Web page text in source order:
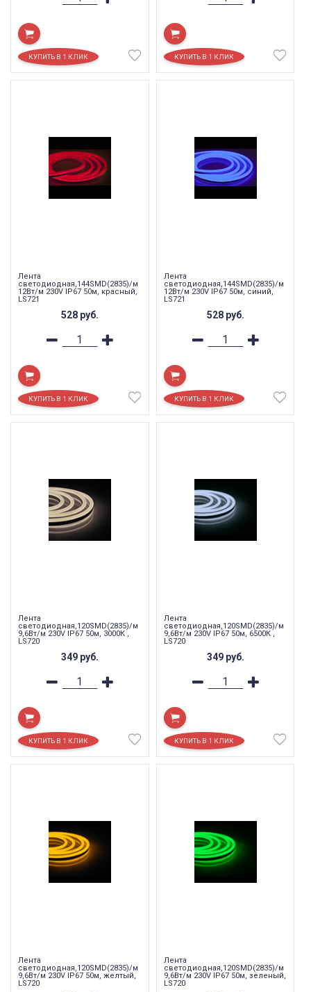
Лента
светодиодная,144SMD(2835)/м
12Вт/м 230V IP67 50м, красный,
LS721
528 руб.
Лента
светодиодная,144SMD(2835)/м
12Вт/м 230V IP67 50м, синий,
LS721
528 руб.
Лента
светодиодная,120SMD(2835)/м
9,6Вт/м 230V IP67 50м, 3000К ,
LS720
349 руб.
Лента
светодиодная,120SMD(2835)/м
9,6Вт/м 230V IP67 50м, 6500К ,
LS720
349 руб.
Лента
светодиодная,120SMD(2835)/м
9,6Вт/м 230V IP67 50м, желтый,
LS720
Лента
светодиодная,120SMD(2835)/м
9,6Вт/м 230V IP67 50м, зеленый,
LS720